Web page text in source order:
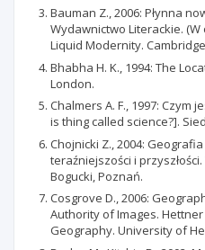
Bauman Z., 2006: Płynna
Wydawnictwo Literackie. (W
Liquid Modernity.
Bhabha H. K., 1994: The
London.
Chalmers A. F., 1997: Czym
is thing called science?].
Chojnicki Z., 2004:
teraźniejszości i
Bogucki, Poznań.
Cosgrove D., 2006:
Authority of Images.
Geography. University of